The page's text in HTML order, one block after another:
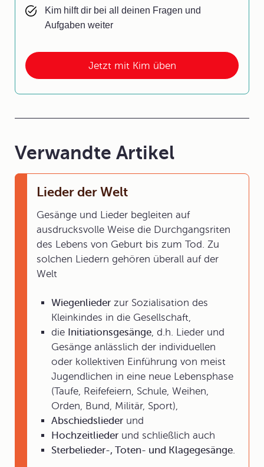
Jetzt mit Kim üben
Kim hilft dir bei all deinen Fragen und
Aufgaben weiter
Verwandte Artikel
Lieder der Welt
Gesänge und Lieder begleiten auf
ausdrucksvolle Weise die Durchgangsriten
des Lebens von Geburt bis zum Tod. Zu
solchen Liedern gehören überall auf der
Welt
Wiegenlieder zur Sozialisation des
Kleinkindes in die Gesellschaft,
die Initiationsgesänge, d.h. Lieder und
Gesänge anlässlich der individuellen
oder kollektiven Einführung von meist
Jugendlichen in eine neue Lebensphase
(Taufe, Reifefeiern, Schule, Weihen,
Orden, Bund, Militär, Sport),
Abschiedslieder und
Hochzeitlieder und schließlich auch
Sterbelieder-, Toten- und Klagegesänge.